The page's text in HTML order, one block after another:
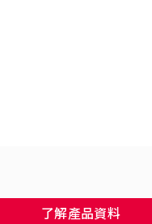
了解產品資料